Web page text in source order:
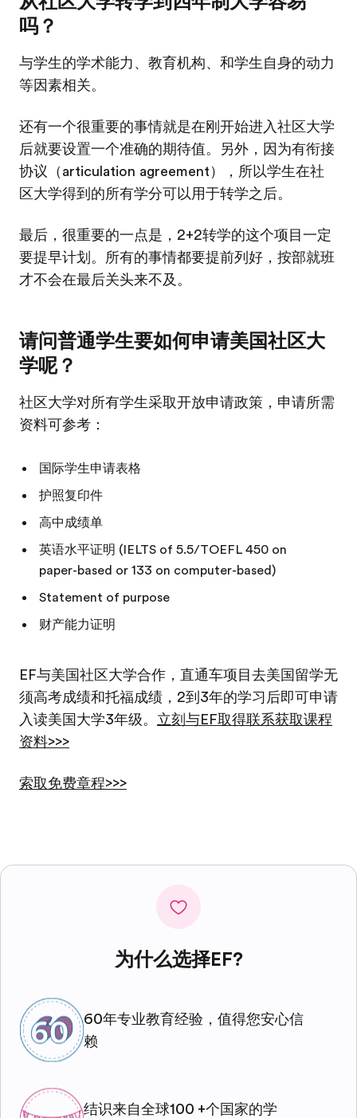
吗？
与学生的学术能力、教育机构、和学生自身的动力
等因素相关。
还有一个很重要的事情就是在刚开始进入社区大学
后就要设置一个准确的期待值。另外，因为有衔接
协议（articulation agreement），所以学生在社
区大学得到的所有学分可以用于转学之后。
最后，很重要的一点是，2+2转学的这个项目一定
要提早计划。所有的事情都要提前列好，按部就班
才不会在最后关头来不及。
请问普通学生要如何申请美国社区大
学呢？
社区大学对所有学生采取开放申请政策，申请所需
资料可参考：
国际学生申请表格
护照复印件
高中成绩单
英语水平证明 (IELTS of 5.5/TOEFL 450 on
paper-based or 133 on computer-based)
Statement of purpose
财产能力证明
EF与美国社区大学合作，直通车项目去美国留学无
须高考成绩和托福成绩，2到3年的学习后即可申请
入读美国大学3年级。 立刻与EF取得联系获取课程
资料>>>
索取免费章程>>>
为什么选择EF?
60年专业教育经验，值得您安心信
赖
结识来自全球100 +个国家的学